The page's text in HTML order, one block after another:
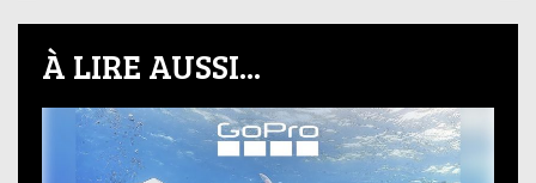
À LIRE AUSSI...